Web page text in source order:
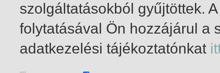
1-2 / insgesamt 2 Treffer
szolgáltatásokból gyűjtöttek.
folytatásával Ön hozzájárul a
adatkezelési tájékoztatónkat